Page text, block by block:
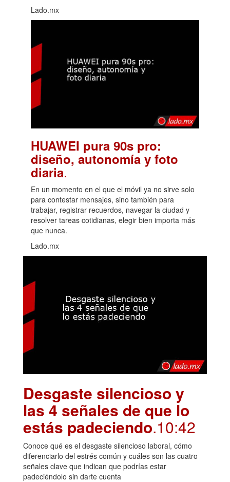
Lado.mx
HUAWEI pura 90s pro:
diseño, autonomía y foto
diaria.
En un momento en el que el móvil ya no sirve solo
para contestar mensajes, sino también para
trabajar, registrar recuerdos, navegar la ciudad y
resolver tareas cotidianas, elegir bien importa más
que nunca.
Lado.mx
Desgaste silencioso y
las 4 señales de que lo
estás padeciendo.10:42
Conoce qué es el desgaste silencioso laboral, cómo
diferenciarlo del estrés común y cuáles son las cuatro
señales clave que indican que podrías estar
padeciéndolo sin darte cuenta